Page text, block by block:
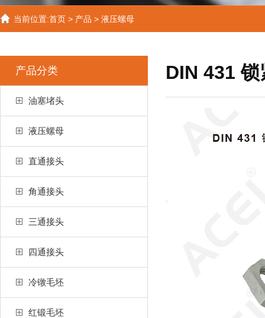
当前位置:首页 > 产品 > 液压螺母
产品分类
油塞堵头
液压螺母
直通接头
角通接头
三通接头
四通接头
冷镦毛坯
红锻毛坯
DIN 431